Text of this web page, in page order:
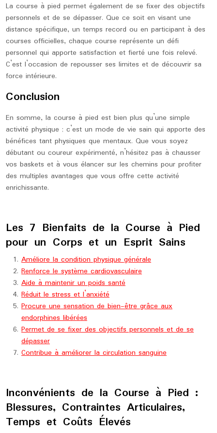
La course à pied permet également de se fixer des objectifs
personnels et de se dépasser. Que ce soit en visant une
distance spécifique, un temps record ou en participant à des
courses officielles, chaque course représente un défi
personnel qui apporte satisfaction et fierté une fois relevé.
C’est l’occasion de repousser ses limites et de découvrir sa
force intérieure.
Conclusion
En somme, la course à pied est bien plus qu’une simple
activité physique ; c’est un mode de vie sain qui apporte des
bénéfices tant physiques que mentaux. Que vous soyez
débutant ou coureur expérimenté, n’hésitez pas à chausser
vos baskets et à vous élancer sur les chemins pour profiter
des multiples avantages que vous offre cette activité
enrichissante.
Les 7 Bienfaits de la Course à Pied
pour un Corps et un Esprit Sains
Améliore la condition physique générale
Renforce le système cardiovasculaire
Aide à maintenir un poids santé
Réduit le stress et l’anxiété
Procure une sensation de bien-être grâce aux
endorphines libérées
Permet de se fixer des objectifs personnels et de se
dépasser
Contribue à améliorer la circulation sanguine
Inconvénients de la Course à Pied :
Blessures, Contraintes Articulaires,
Temps et Coûts Élevés